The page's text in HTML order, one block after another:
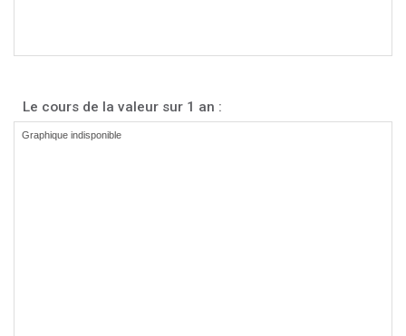
Le cours de la valeur sur 1 an :